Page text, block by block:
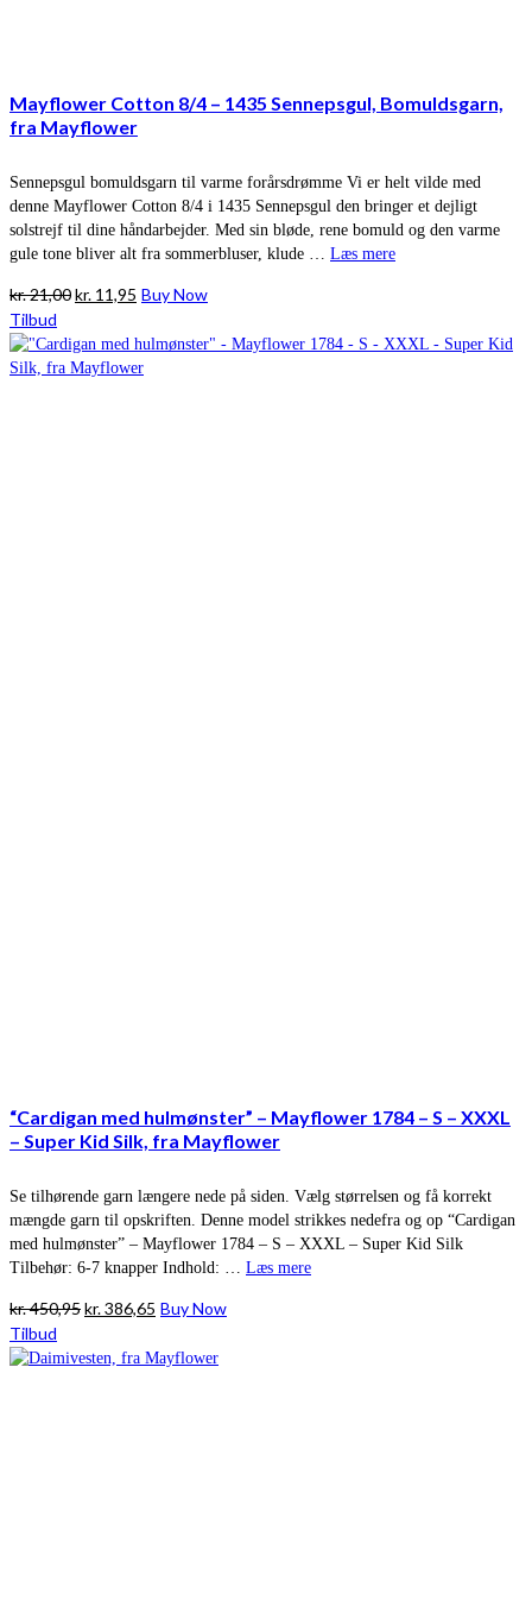
Mayflower Cotton 8/4 – 1435 Sennepsgul, Bomuldsgarn,
fra Mayflower
Sennepsgul bomuldsgarn til varme forårsdrømme Vi er helt vilde med
denne Mayflower Cotton 8/4 i 1435 Sennepsgul den bringer et dejligt
solstrejf til dine håndarbejder. Med sin bløde, rene bomuld og den varme
gule tone bliver alt fra sommerbluser, klude … Læs mere
kr.21,00Den
pris
var:
kr. 11,95 Den
pris
er:
Buy Now
Tilbud
“Cardigan med hulmønster” – Mayflower 1784 – S – XXXL
– Super Kid Silk, fra Mayflower
Se tilhørende garn længere nede på siden. Vælg størrelsen og få korrekt
mængde garn til opskriften. Denne model strikkes nedefra og op “Cardigan
med hulmønster” – Mayflower 1784 – S – XXXL – Super Kid Silk
Tilbehør: 6-7 knapper Indhold: … Læs mere
kr.450,95Den
pris
kr.386,65 Den
pris
Buy Now
Tilbud